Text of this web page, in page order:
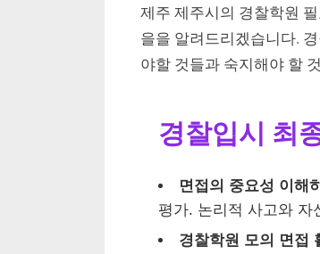
제주 제주시의 경찰학원
을을 알려드리겠습니다.
야할 것들과 숙지해야 할
경찰입시 최
면접의 중요성 이해
평가. 논리적 사고와 자
경찰학원 모의 면접